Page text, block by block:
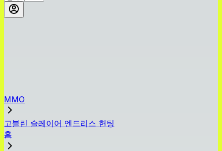
MMO
고블린 슬레이어 엔드리스 헌팅
홈